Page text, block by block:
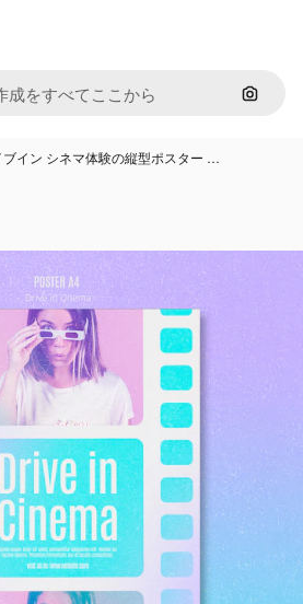
画像で
ブイン シネマ体験の縦型ポスター …